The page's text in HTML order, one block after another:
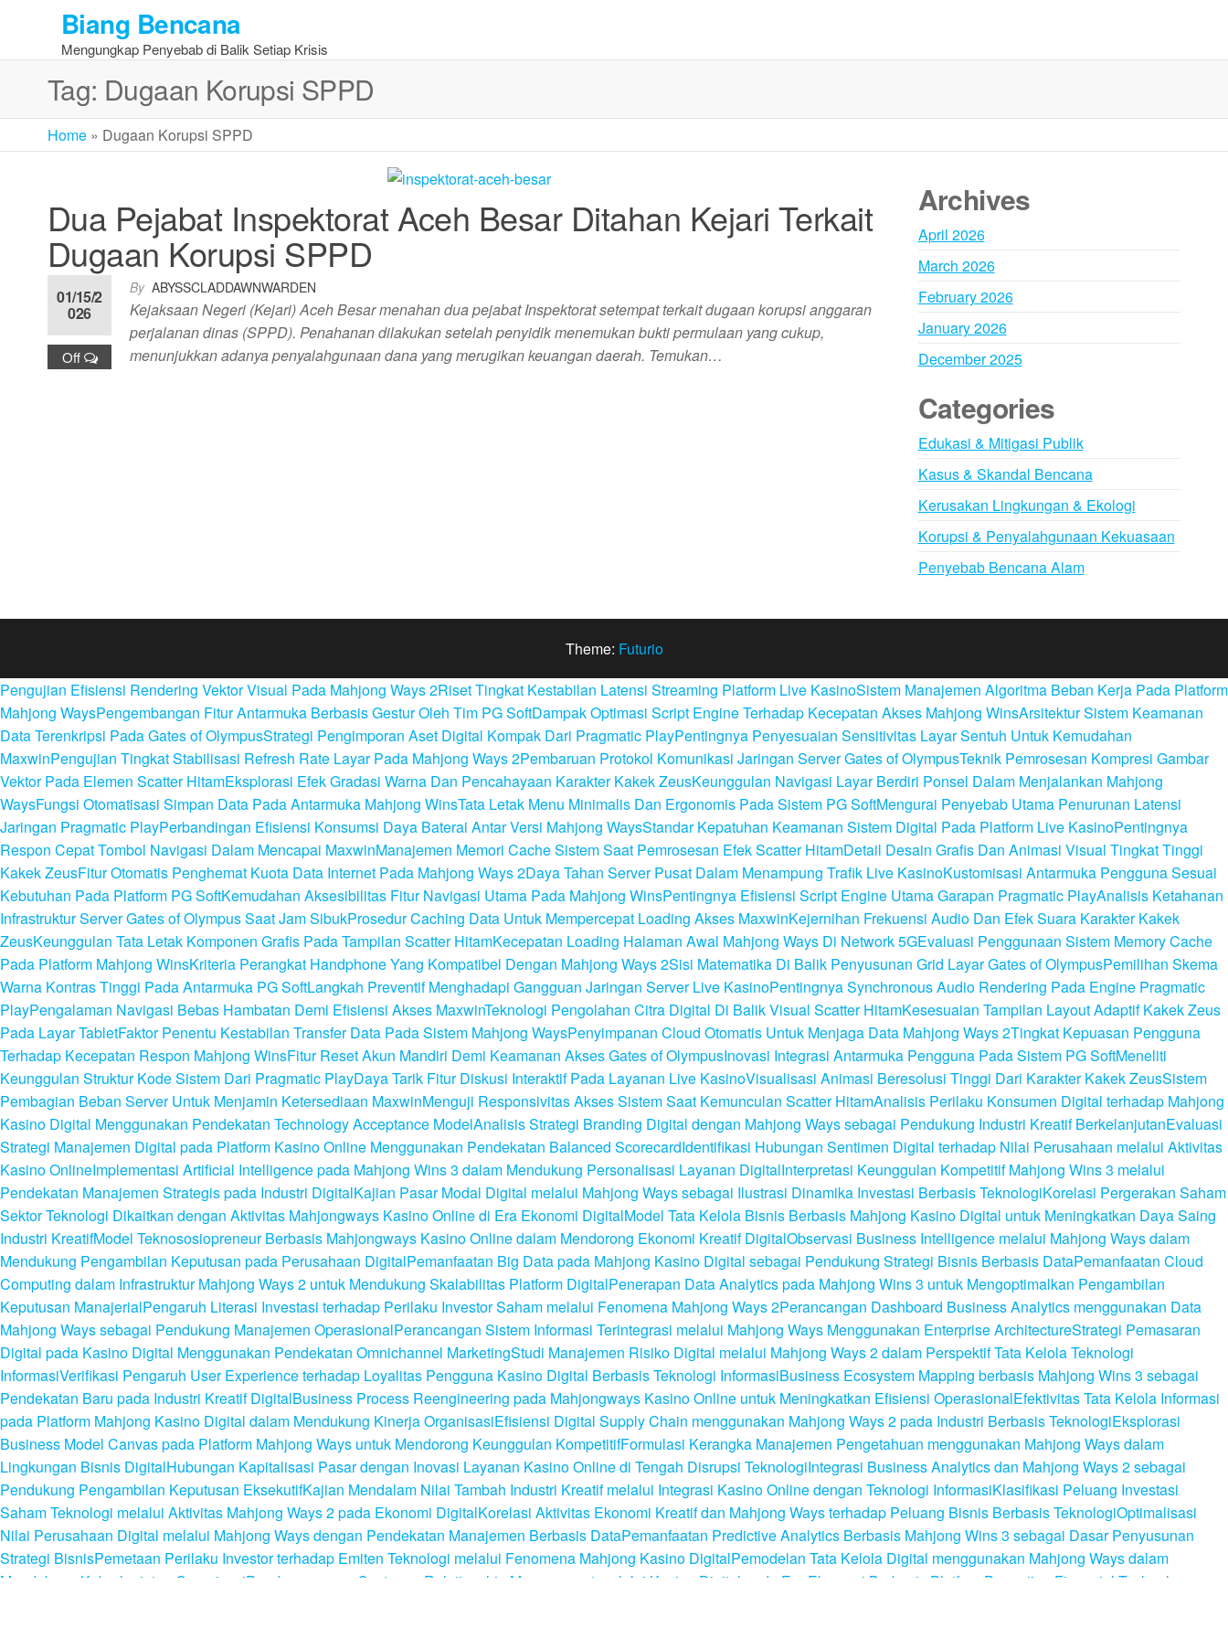
the
Biang Bencana
Mengungkap Penyebab di Balik Setiap Krisis
Tag: Dugaan Korupsi SPPD
Home » Dugaan Korupsi SPPD
Dua Pejabat Inspektorat Aceh Besar Ditahan Kejari Terkait
Dugaan Korupsi SPPD
By ABYSSCLADDAWNWARDEN
01/15/2
026
Off
Kejaksaan Negeri (Kejari) Aceh Besar menahan dua pejabat Inspektorat setempat terkait dugaan korupsi anggaran
perjalanan dinas (SPPD). Penahanan dilakukan setelah penyidik menemukan bukti permulaan yang cukup,
menunjukkan adanya penyalahgunaan dana yang merugikan keuangan daerah. Temukan…
Archives
April 2026
March 2026
February 2026
January 2026
December 2025
Categories
Edukasi & Mitigasi Publik
Kasus & Skandal Bencana
Kerusakan Lingkungan & Ekologi
Korupsi & Penyalahgunaan Kekuasaan
Penyebab Bencana Alam
Theme: Futurio
Pengujian Efisiensi Rendering Vektor Visual Pada Mahjong Ways 2Riset Tingkat Kestabilan Latensi Streaming Platform Live KasinoSistem Manajemen Algoritma Beban Kerja Pada Platform
Mahjong WaysPengembangan Fitur Antarmuka Berbasis Gestur Oleh Tim PG SoftDampak Optimasi Script Engine Terhadap Kecepatan Akses Mahjong WinsArsitektur Sistem Keamanan
Data Terenkripsi Pada Gates of OlympusStrategi Pengimporan Aset Digital Kompak Dari Pragmatic PlayPentingnya Penyesuaian Sensitivitas Layar Sentuh Untuk Kemudahan
MaxwinPengujian Tingkat Stabilisasi Refresh Rate Layar Pada Mahjong Ways 2Pembaruan Protokol Komunikasi Jaringan Server Gates of OlympusTeknik Pemrosesan Kompresi Gambar
Vektor Pada Elemen Scatter HitamEksplorasi Efek Gradasi Warna Dan Pencahayaan Karakter Kakek ZeusKeunggulan Navigasi Layar Berdiri Ponsel Dalam Menjalankan Mahjong
WaysFungsi Otomatisasi Simpan Data Pada Antarmuka Mahjong WinsTata Letak Menu Minimalis Dan Ergonomis Pada Sistem PG SoftMengurai Penyebab Utama Penurunan Latensi
Jaringan Pragmatic PlayPerbandingan Efisiensi Konsumsi Daya Baterai Antar Versi Mahjong WaysStandar Kepatuhan Keamanan Sistem Digital Pada Platform Live KasinoPentingnya
Respon Cepat Tombol Navigasi Dalam Mencapai MaxwinManajemen Memori Cache Sistem Saat Pemrosesan Efek Scatter HitamDetail Desain Grafis Dan Animasi Visual Tingkat Tinggi
Kakek ZeusFitur Otomatis Penghemat Kuota Data Internet Pada Mahjong Ways 2Daya Tahan Server Pusat Dalam Menampung Trafik Live KasinoKustomisasi Antarmuka Pengguna Sesuai
Kebutuhan Pada Platform PG SoftKemudahan Aksesibilitas Fitur Navigasi Utama Pada Mahjong WinsPentingnya Efisiensi Script Engine Utama Garapan Pragmatic PlayAnalisis Ketahanan
Infrastruktur Server Gates of Olympus Saat Jam SibukProsedur Caching Data Untuk Mempercepat Loading Akses MaxwinKejernihan Frekuensi Audio Dan Efek Suara Karakter Kakek
ZeusKeunggulan Tata Letak Komponen Grafis Pada Tampilan Scatter HitamKecepatan Loading Halaman Awal Mahjong Ways Di Network 5GEvaluasi Penggunaan Sistem Memory Cache
Pada Platform Mahjong WinsKriteria Perangkat Handphone Yang Kompatibel Dengan Mahjong Ways 2Sisi Matematika Di Balik Penyusunan Grid Layar Gates of OlympusPemilihan Skema
Warna Kontras Tinggi Pada Antarmuka PG SoftLangkah Preventif Menghadapi Gangguan Jaringan Server Live KasinoPentingnya Synchronous Audio Rendering Pada Engine Pragmatic
PlayPengalaman Navigasi Bebas Hambatan Demi Efisiensi Akses MaxwinTeknologi Pengolahan Citra Digital Di Balik Visual Scatter HitamKesesuaian Tampilan Layout Adaptif Kakek Zeus
Pada Layar TabletFaktor Penentu Kestabilan Transfer Data Pada Sistem Mahjong WaysPenyimpanan Cloud Otomatis Untuk Menjaga Data Mahjong Ways 2Tingkat Kepuasan Pengguna
Terhadap Kecepatan Respon Mahjong WinsFitur Reset Akun Mandiri Demi Keamanan Akses Gates of OlympusInovasi Integrasi Antarmuka Pengguna Pada Sistem PG SoftMeneliti
Keunggulan Struktur Kode Sistem Dari Pragmatic PlayDaya Tarik Fitur Diskusi Interaktif Pada Layanan Live KasinoVisualisasi Animasi Beresolusi Tinggi Dari Karakter Kakek ZeusSistem
Pembagian Beban Server Untuk Menjamin Ketersediaan MaxwinMenguji Responsivitas Akses Sistem Saat Kemunculan Scatter HitamAnalisis Perilaku Konsumen Digital terhadap Mahjong
Kasino Digital Menggunakan Pendekatan Technology Acceptance ModelAnalisis Strategi Branding Digital dengan Mahjong Ways sebagai Pendukung Industri Kreatif BerkelanjutanEvaluasi
Strategi Manajemen Digital pada Platform Kasino Online Menggunakan Pendekatan Balanced ScorecardIdentifikasi Hubungan Sentimen Digital terhadap Nilai Perusahaan melalui Aktivitas
Kasino OnlineImplementasi Artificial Intelligence pada Mahjong Wins 3 dalam Mendukung Personalisasi Layanan DigitalInterpretasi Keunggulan Kompetitif Mahjong Wins 3 melalui
Pendekatan Manajemen Strategis pada Industri DigitalKajian Pasar Modal Digital melalui Mahjong Ways sebagai Ilustrasi Dinamika Investasi Berbasis TeknologiKorelasi Pergerakan Saham
Sektor Teknologi Dikaitkan dengan Aktivitas Mahjongways Kasino Online di Era Ekonomi DigitalModel Tata Kelola Bisnis Berbasis Mahjong Kasino Digital untuk Meningkatkan Daya Saing
Industri KreatifModel Teknososiopreneur Berbasis Mahjongways Kasino Online dalam Mendorong Ekonomi Kreatif DigitalObservasi Business Intelligence melalui Mahjong Ways dalam
Mendukung Pengambilan Keputusan pada Perusahaan DigitalPemanfaatan Big Data pada Mahjong Kasino Digital sebagai Pendukung Strategi Bisnis Berbasis DataPemanfaatan Cloud
Computing dalam Infrastruktur Mahjong Ways 2 untuk Mendukung Skalabilitas Platform DigitalPenerapan Data Analytics pada Mahjong Wins 3 untuk Mengoptimalkan Pengambilan
Keputusan ManajerialPengaruh Literasi Investasi terhadap Perilaku Investor Saham melalui Fenomena Mahjong Ways 2Perancangan Dashboard Business Analytics menggunakan Data
Mahjong Ways sebagai Pendukung Manajemen OperasionalPerancangan Sistem Informasi Terintegrasi melalui Mahjong Ways Menggunakan Enterprise ArchitectureStrategi Pemasaran
Digital pada Kasino Digital Menggunakan Pendekatan Omnichannel MarketingStudi Manajemen Risiko Digital melalui Mahjong Ways 2 dalam Perspektif Tata Kelola Teknologi
InformasiVerifikasi Pengaruh User Experience terhadap Loyalitas Pengguna Kasino Digital Berbasis Teknologi InformasiBusiness Ecosystem Mapping berbasis Mahjong Wins 3 sebagai
Pendekatan Baru pada Industri Kreatif DigitalBusiness Process Reengineering pada Mahjongways Kasino Online untuk Meningkatkan Efisiensi OperasionalEfektivitas Tata Kelola Informasi
pada Platform Mahjong Kasino Digital dalam Mendukung Kinerja OrganisasiEfisiensi Digital Supply Chain menggunakan Mahjong Ways 2 pada Industri Berbasis TeknologiEksplorasi
Business Model Canvas pada Platform Mahjong Ways untuk Mendorong Keunggulan KompetitifFormulasi Kerangka Manajemen Pengetahuan menggunakan Mahjong Ways dalam
Lingkungan Bisnis DigitalHubungan Kapitalisasi Pasar dengan Inovasi Layanan Kasino Online di Tengah Disrupsi TeknologiIntegrasi Business Analytics dan Mahjong Ways 2 sebagai
Pendukung Pengambilan Keputusan EksekutifKajian Mendalam Nilai Tambah Industri Kreatif melalui Integrasi Kasino Online dengan Teknologi InformasiKlasifikasi Peluang Investasi
Saham Teknologi melalui Aktivitas Mahjong Ways 2 pada Ekonomi DigitalKorelasi Aktivitas Ekonomi Kreatif dan Mahjong Ways terhadap Peluang Bisnis Berbasis TeknologiOptimalisasi
Nilai Perusahaan Digital melalui Mahjong Ways dengan Pendekatan Manajemen Berbasis DataPemanfaatan Predictive Analytics Berbasis Mahjong Wins 3 sebagai Dasar Penyusunan
Strategi BisnisPemetaan Perilaku Investor terhadap Emiten Teknologi melalui Fenomena Mahjong Kasino DigitalPemodelan Tata Kelola Digital menggunakan Mahjong Ways dalam
Mendukung Keberlanjutan OrganisasiPendayagunaan Customer Relationship Management melalui Kasino Digital pada Era Ekonomi Berbasis Platform Pengujian Financial Technology